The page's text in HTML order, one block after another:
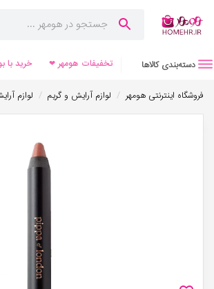
دسته‌بندی کالاها تخفیفات هومهر ❤ خرید با
فروشگاه اینترنتی هومهر / لوازم آرایش و گریم / لوازم